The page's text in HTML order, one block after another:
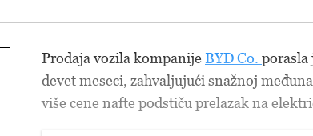
Prodaja vozila kompanijeBYD Co. porasla
devet meseci, zahvaljujući snažnoj
više cene nafte podstiču prelazak na